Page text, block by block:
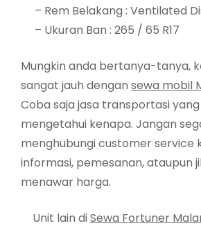
– Rem Belakang : Ventilated
– Ukuran Ban : 265 / 65 R17
Mungkin anda bertanya-tanya,
sangat jauh dengan sewa mobil
Coba saja jasa transportasi
mengetahui kenapa. Jangan
menghubungi customer service
informasi, pemesanan, ataupun
menawar harga.
Unit lain diSewa Fortuner